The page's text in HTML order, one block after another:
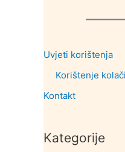
Uvjeti korištenja
Korištenje
Kontakt
Kategorije